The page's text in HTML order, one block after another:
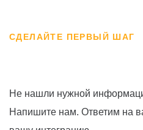
СДЕЛАЙТЕ ПЕРВЫЙ ШАГ
Не нашли нужной
Напишите нам. Ответим на